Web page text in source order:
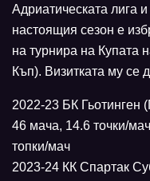
Адриатическата лига
настоящия сезон е
на турнира на
Къп). Визитката му се
2022-23 БК Гьотинген
46 мача, 14.6 точки/
топки/мач
2023-24 КК Спартак